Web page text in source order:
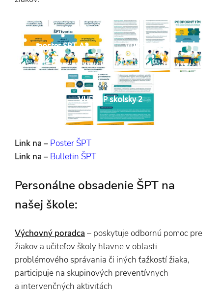
poster SPT A2 VUDPaP skolsky 1
VUDPaP skolsky 2
Link na – Poster ŠPT
Link na – Bulletin ŠPT
Personálne obsadenie ŠPT na
našej škole:
Výchovný poradca – poskytuje odbornú pomoc pre
žiakov a učiteľov školy hlavne v oblasti
problémového správania či iných ťažkostí žiaka,
participuje na skupinových preventívnych
a intervenčných aktivitách